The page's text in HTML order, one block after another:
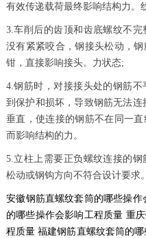
有效传递载荷最终影响结构力。
3.车削后的齿顶和齿底螺纹不
没有紧紧咬合，钢接头松动，
钳，直接影响接头。力状态;
4.钢筋时，对接接头处的钢筋
到保护和损坏，导致钢筋无法
垂直，使连接的钢筋不在同一
而影响结构的力。
5.立柱上需要正负螺纹连接的
松动或钢钩方向不符合设计要求。
安徽​钢筋直螺纹套筒的哪些操作
的哪些操作会影响工程质量 重
程质量 福建​钢筋直螺纹套筒的